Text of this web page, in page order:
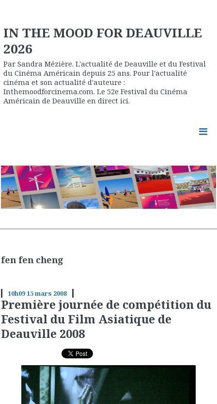
IN THE MOOD FOR DEAUVILLE
2026
Par Sandra Mézière. L'actualité de Deauville et du Festival
du Cinéma Américain depuis 25 ans. Pour l'actualité
cinéma et son actualité d'auteure :
Inthemoodforcinema.com. Le 52e Festival du Cinéma
Américain de Deauville en direct ici.
fen fen cheng
10h0915mars 2008
Première journée de compétition du
Festival du Film Asiatique de
Deauville 2008